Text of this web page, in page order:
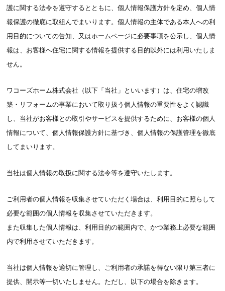
護に関する法令を遵守するとともに、個人情報保護方針を定め、個人情
報保護の徹底に取組んでまいります。個人情報の主体である本人への利
用目的についての告知、又はホームページに必要事項を公示し、個人情
報は、お客様へ住宅に関する情報を提供する目的以外には利用いたしま
せん。
ワコーズホーム株式会社（以下「当社」といいます）は、住宅の増改
築・リフォームの事業において取り扱う個人情報の重要性をよく認識
し、当社がお客様との取引やサービスを提供するために、お客様の個人
情報について、個人情報保護方針に基づき、個人情報の保護管理を徹底
してまいります。
当社は個人情報の取扱に関する法令等を遵守いたします。
ご利用者の個人情報を収集させていただく場合は、利用目的に照らして
必要な範囲の個人情報を収集させていただきます。
また収集した個人情報は、利用目的の範囲内で、かつ業務上必要な範囲
内で利用させていただきます。
当社は個人情報を適切に管理し、ご利用者の承諾を得ない限り第三者に
提供、開示等一切いたしません。ただし、以下の場合を除きます。